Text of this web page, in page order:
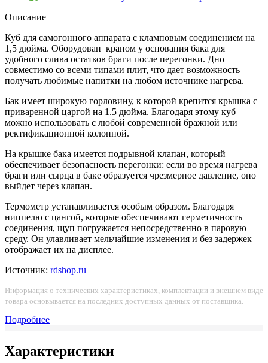
Описание
Куб для самогонного аппарата с кламповым соединением на
1,5 дюйма. Оборудован краном у основания бака для
удобного слива остатков браги после перегонки. Дно
совместимо со всеми типами плит, что дает возможность
получать любимые напитки на любом источнике нагрева.
Бак имеет широкую горловину, к которой крепится крышка с
приваренной царгой на 1.5 дюйма. Благодаря этому куб
можно использовать с любой современной бражной или
ректификационной колонной.
На крышке бака имеется подрывной клапан, который
обеспечивает безопасность перегонки: если во время нагрева
браги или сырца в баке образуется чрезмерное давление, оно
выйдет через клапан.
Термометр устанавливается особым образом. Благодаря
ниппелю с цангой, которые обеспечивают герметичность
соединения, щуп погружается непосредственно в паровую
среду. Он улавливает мельчайшие изменения и без задержек
отображает их на дисплее.
Источник: rdshop.ru
Информация о технических характеристиках, комплектации и внешнем виде
товара основывается на последних доступных данных от поставщика.
Подробнее
Характеристики